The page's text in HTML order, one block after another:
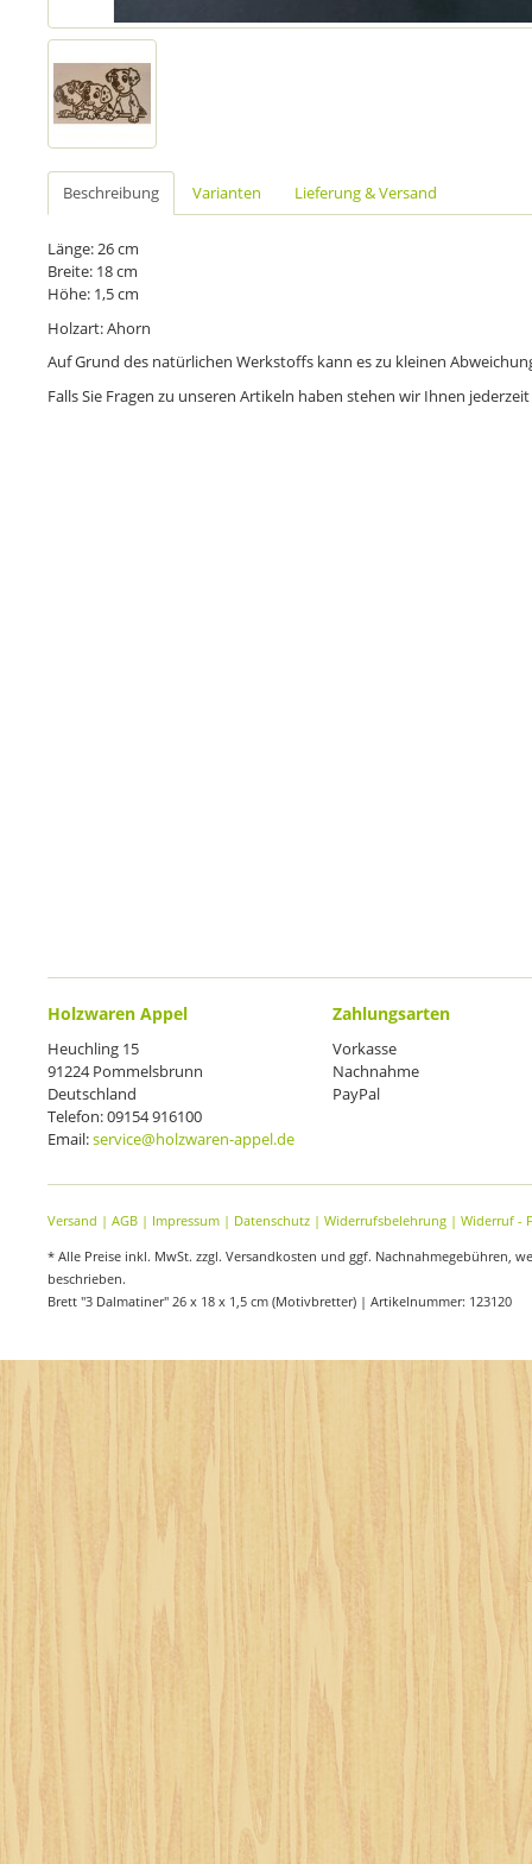
Beschreibung Varianten Lieferung & Versand
Länge: 26 cm
Breite: 18 cm
Höhe: 1,5 cm
Holzart: Ahorn
Auf Grund des natürlichen Werkstoffs kann es zu kleinen
Falls Sie Fragen zu unseren Artikeln haben stehen wir Ihnen
Holzwaren Appel
Heuchling 15
91224 Pommelsbrunn
Deutschland
Telefon: 09154 916100
Email:service@holzwaren-appel.de
Zahlungsarten
Vorkasse
Nachnahme
PayPal
Versand | AGB | Impressum | Datenschutz | Widerrufsbelehrung | Widerruf -
* Alle Preise inkl. MwSt. zzgl. Versandkosten und ggf. Nachnahmegebühren,
beschrieben.
Brett "3 Dalmatiner" 26 x 18 x 1,5 cm (Motivbretter) | Artikelnummer: 123120